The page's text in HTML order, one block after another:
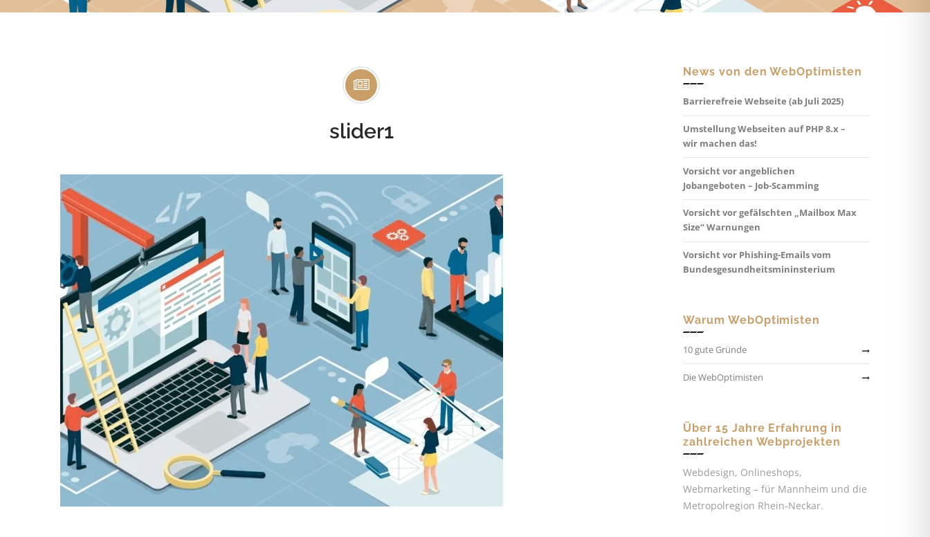
slider1
News von den WebOptimisten
Barrierefreie Webseite (ab Juli 2025)
Umstellung Webseiten auf PHP 8.x –
wir machen das!
Vorsicht vor angeblichen
Jobangeboten – Job-Scamming
Vorsicht vor gefälschten „Mailbox Max
Size“ Warnungen
Vorsicht vor Phishing-Emails vom
Bundesgesundheitsmininsterium
Warum WebOptimisten
10 gute Gründe
Die WebOptimisten
Über 15 Jahre Erfahrung in
zahlreichen Webprojekten
Webdesign, Onlineshops,
Webmarketing – für Mannheim und die
Metropolregion Rhein-Neckar.